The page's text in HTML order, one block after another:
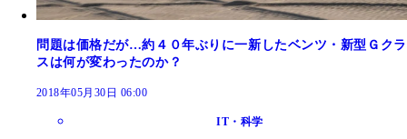
問題は価格だが…約４０年ぶりに一新したベンツ・新型Ｇクラ
スは何が変わったのか？
2018年05月30日 06:00
IT・科学